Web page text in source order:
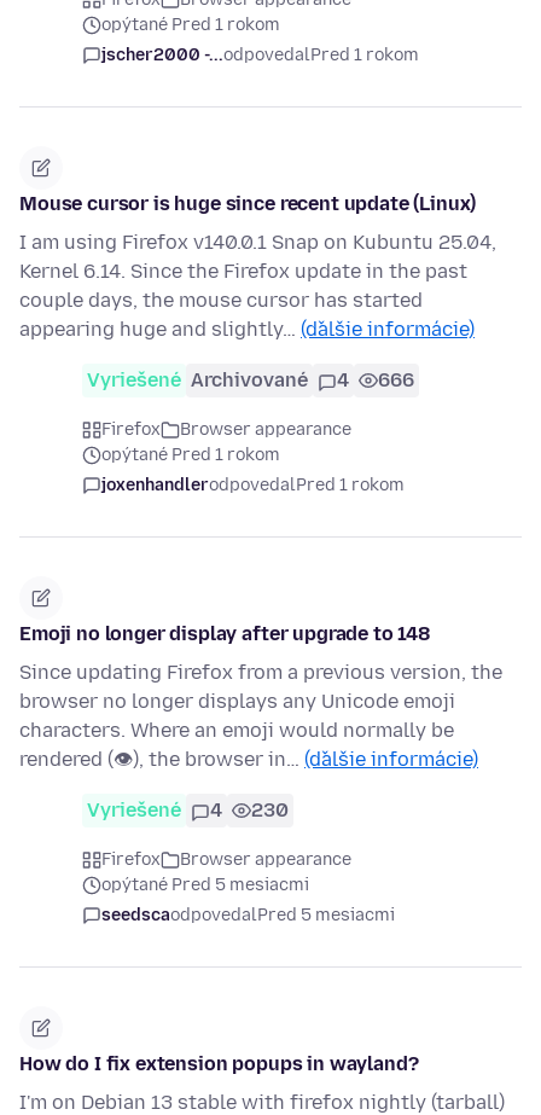
opýtané Pred 1 rokom
jscher2000 -...odpovedalPred 1 rokom
Mouse cursor is huge since recent update (Linux)
I am using Firefox v140.0.1 Snap on Kubuntu 25.04,
Kernel 6.14. Since the Firefox update in the past
couple days, the mouse cursor has started
appearing huge and slightly… (ďalšie informácie)
Vyriešené Archivované 4 666
Firefox
Browser appearance
opýtané Pred 1 rokom
joxenhandlerodpovedalPred 1 rokom
Emoji no longer display after upgrade to 148
Since updating Firefox from a previous version, the
browser no longer displays any Unicode emoji
characters. Where an emoji would normally be
rendered (👁), the browser in… (ďalšie informácie)
Vyriešené 4 230
Firefox
Browser appearance
opýtané Pred 5 mesiacmi
seedscaodpovedalPred 5 mesiacmi
How do I fix extension popups in wayland?
I'm on Debian 13 stable with firefox nightly (tarball)